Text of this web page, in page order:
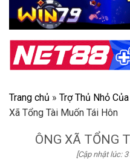
Trang chủ » Trợ Thủ Nhỏ
Xã Tổng Tài Muốn Tái Hôn
ÔNG XÃ TỔNG
[Cập nhật lúc: